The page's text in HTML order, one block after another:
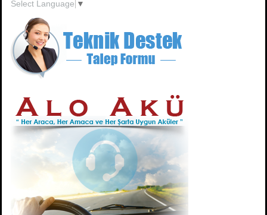
Select Language ▼